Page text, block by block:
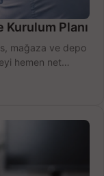
Planı
mağaza ve depo
hemen net